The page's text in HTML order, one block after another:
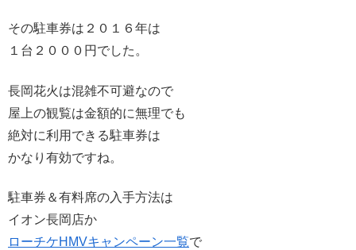
その駐車券は２０１６年は
１台２０００円でした。
長岡花火は混雑不可避なので
屋上の観覧は金額的に無理でも
絶対に利用できる駐車券は
かなり有効ですね。
駐車券＆有料席の入手方法は
イオン長岡店か
ローチケHMVキャンペーン一覧で